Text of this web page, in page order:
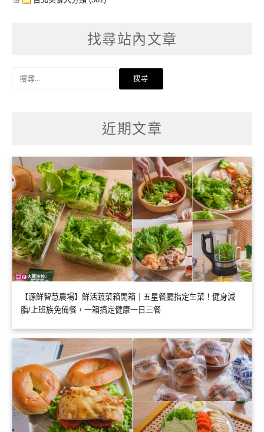
找尋站內文章
近期文章
【源鮮智慧農場】鮮活蔬菜箱開箱｜五星餐廳指定生菜！健身減
脂/上班族免備餐，一箱搞定健康一日三餐